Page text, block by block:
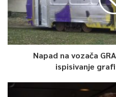
Napad na vozača
ispisivanje